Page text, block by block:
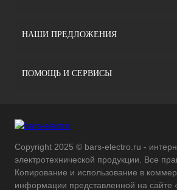
НАШИ ПРЕДЛОЖЕНИЯ
ПОМОЩЬ И СЕРВИСЫ
Copyright 2025 © bars-electro.ru -
электротехнической продукции. Все
Копирование и использование в
информации представленной на сайте